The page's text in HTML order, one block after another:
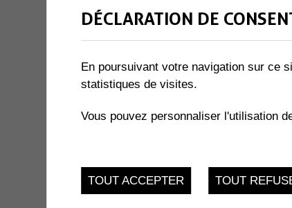
12
JUI.
NC VOX - CONCERT
Eglise de Muraz
24
Salle des
Muraz
DÉCLARATION DE
En poursuivant votre navigation sur ce
statistiques de visites.
Vous pouvez personnaliser l'utilisation
TOUT ACCEPTER TOUT